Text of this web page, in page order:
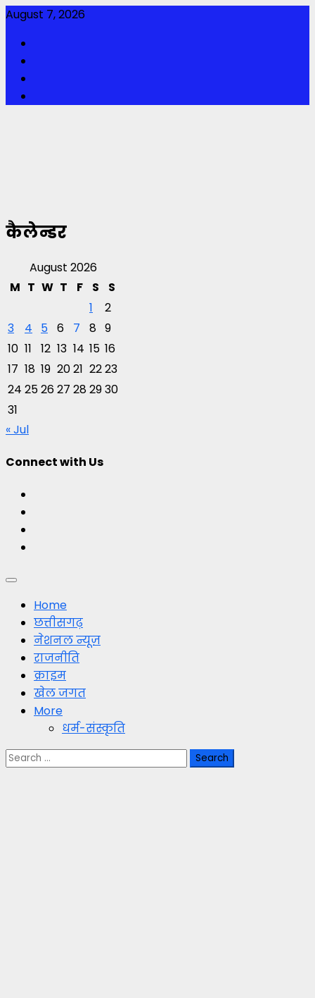
Skip
content
August 7, 2026
कैलेन्डर
August 2026
M T W T F S
S
1
2
3
4 5 6 7 8 9
10 11 12 13 14 15 16
17 18 19 2021 2223
24 252627 282930
31
« Jul
Connect with Us
Primary
MenuHome
छत्तीसगढ़
नेशनल न्यूज़
राजनीति
क्राइम
खेल जगत
More
धर्म-संस्कृति
Search